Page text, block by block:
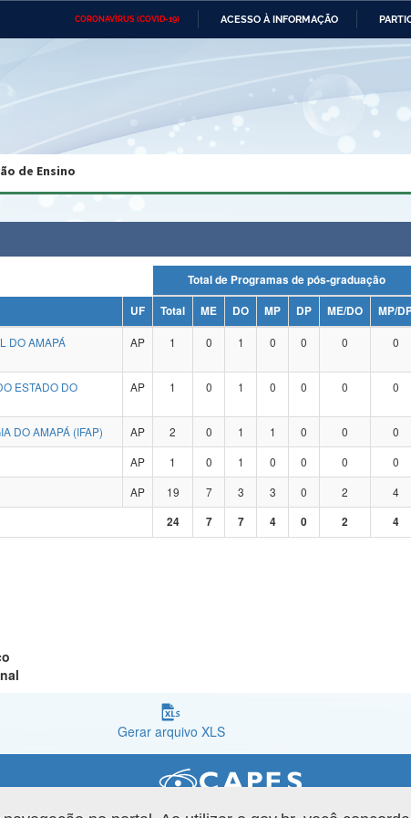
CORONAVÍRUS (COVID-19) ACESSO À INFORMAÇÃO
Ministério das Relações Ministério
Ministério do Desenvolvimento
Regional e dos
Advocacia-Geral da União Banco Central do Brasil Planalto
de Ensino
Total de Programas de pós-graduação
UF Total ME DO MP DP ME/DO MP/
DO AMAPÁ
AP 1 0 1 0 0 0 0
ESTADO DO
AP 1 0 1 0 0 0 0
DO AMAPÁ (IFAP) AP 2 0 1 1 0 0 0
AP 1 0 1 0 0 0 0
AP 19 7 3 3 0 2 4
24 7 7 4 0 2 4
Gerar arquivo XLS